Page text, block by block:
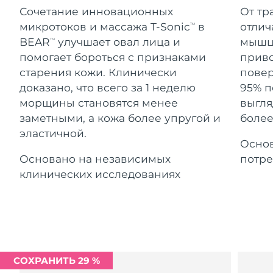
Сочетание инновационных
микротоков и массажа T-SonicTM
в
BEARTM
улучшает овал лица и
помогает бороться с признаками
старения кожи. Клинически
доказано, что всего за 1 неделю
морщины становятся менее
заметными, а кожа более упругой и
эластичной.
Основано на независимых
клинических исследованиях
От
95%
СОХРАНИТЬ 29 %
18% PAP
Косметика Для мужчин
Купить
ПОДРОБНЕЕ
Гибралтар
Ожидаемая дата доставки
8/14/26
Греция
Ожидаемая дата доставки
8/10/26
Гонконг (САР)
8/11/26
Венгрия
Ожидаемая дата доставки
Исландия
8/11/26
о-в Мэн